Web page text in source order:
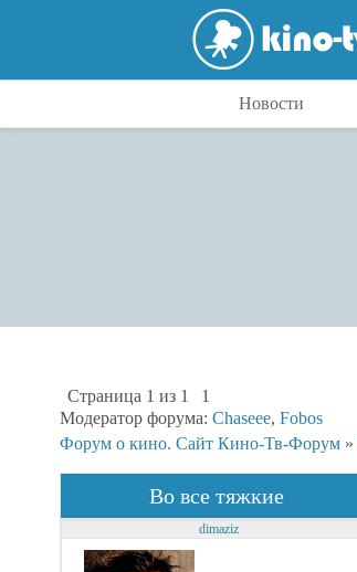
Новости
Страница 1 из 1
1
Модератор форума: Chaseee, Fobos
Форум о кино. Сайт Кино-Тв-Форум »
Во все тяжкие
dimaziz